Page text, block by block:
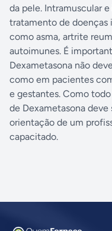
da pele. Intramuscular
tratamento de doenças
como asma, artrite
autoimunes. É
Dexametasona não
como em pacientes
e gestantes. Como
de Dexametasona
orientação de um
capacitado.